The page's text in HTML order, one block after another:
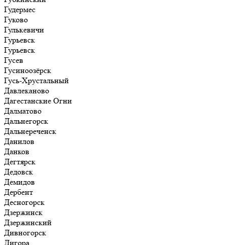
Гудермес
Гуково
Гулькевичи
Гурьевск
Гурьевск
Гусев
Гусиноозёрск
Гусь-Хрустальный
Давлеканово
Дагестанские Огни
Далматово
Дальнегорск
Дальнереченск
Данилов
Данков
Дегтярск
Дедовск
Демидов
Дербент
Десногорск
Дзержинск
Дзержинский
Дивногорск
Дигора